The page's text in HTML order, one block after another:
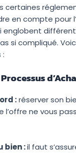
certaines
en compte pour
englobent
si compliqué.
:réserver son
l’offre ne vous
bien :il faut